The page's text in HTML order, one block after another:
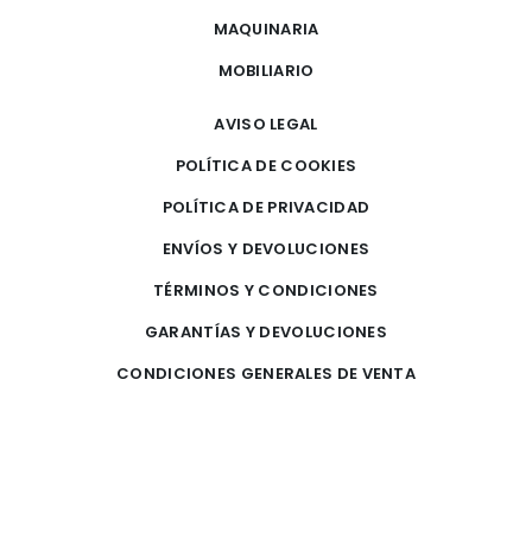
MAQUINARIA
MOBILIARIO
AVISO LEGAL
POLÍTICA DE COOKIES
POLÍTICA DE PRIVACIDAD
ENVÍOS Y DEVOLUCIONES
TÉRMINOS Y CONDICIONES
GARANTÍAS Y DEVOLUCIONES
CONDICIONES GENERALES DE VENTA